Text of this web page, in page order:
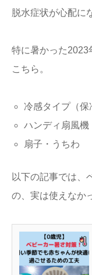
脱水症状が心配に
特に暑かった2023
こちら。
冷感タイプ（保
ハンディ扇風機
扇子・うちわ
以下の記事では、
の、実は使えなか